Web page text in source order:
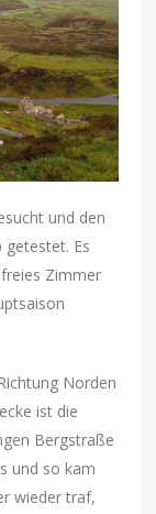
und den
getestet. Es
Zimmer
Norden
ist die
Bergstraße
und so kam
wieder traf,